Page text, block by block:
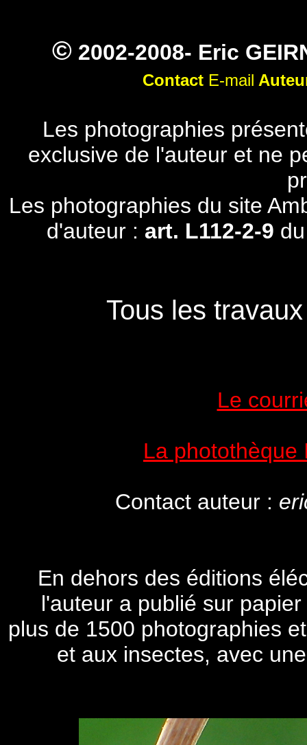
©2002-2008- Eric
ContactE-mail
Les photographies
exclusive de l'auteur et ne
Les photographies du site
d'auteur : art. L112-2-9
Tous les
Le
La photothèque
Contact auteur :
En dehors des éditions
l'auteur a publié sur
plus de 1500 photographies
et aux insectes, avec